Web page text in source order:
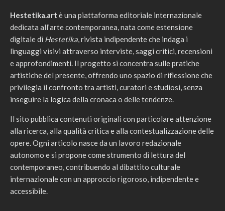
Hestetika.art è una piattaforma editoriale internazionale
dedicata all’arte contemporanea, nata come estensione
digitale di Hestetika, rivista indipendente che indaga i
linguaggi visivi attraverso interviste, saggi critici, recensioni
e approfondimenti. Il progetto si concentra sulle pratiche
artistiche del presente, offrendo uno spazio di riflessione che
privilegia il confronto tra artisti, curatori e studiosi, senza
inseguire la logica della cronaca o delle tendenze.
Il sito pubblica contenuti originali con particolare attenzione
alla ricerca, alla qualità critica e alla contestualizzazione delle
opere. Ogni articolo nasce da un lavoro redazionale
autonomo e si propone come strumento di lettura del
contemporaneo, contribuendo al dibattito culturale
internazionale con un approccio rigoroso, indipendente e
accessibile.